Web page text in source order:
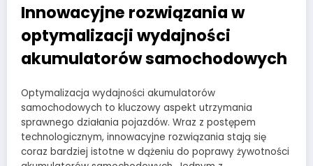
Innowacyjne rozwiązania w
optymalizacji wydajności
akumulatorów samochodowych
Optymalizacja wydajności akumulatorów
samochodowych to kluczowy aspekt utrzymania
sprawnego działania pojazdów. Wraz z postępem
technologicznym, innowacyjne rozwiązania stają się
coraz bardziej istotne w dążeniu do poprawy żywotności